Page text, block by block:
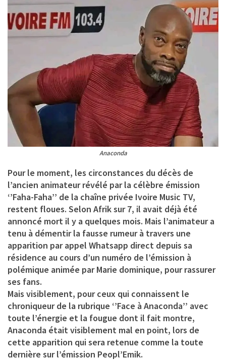
Anaconda
Pour le moment, les circonstances du décès de
l’ancien animateur révélé par la célèbre émission
‘’Faha-Faha’’ de la chaîne privée Ivoire Music TV,
restent floues. Selon Afrik sur 7, il avait déjà été
annoncé mort il y a quelques mois. Mais l’animateur a
tenu à démentir la fausse rumeur à travers une
apparition par appel Whatsapp direct depuis sa
résidence au cours d’un numéro de l’émission à
polémique animée par Marie dominique, pour rassurer
ses fans.
Mais visiblement, pour ceux qui connaissent le
chroniqueur de la rubrique ‘’Face à Anaconda’’ avec
toute l’énergie et la fougue dont il fait montre,
Anaconda était visiblement mal en point, lors de
cette apparition qui sera retenue comme la toute
dernière sur l’émission Peopl’Emik.